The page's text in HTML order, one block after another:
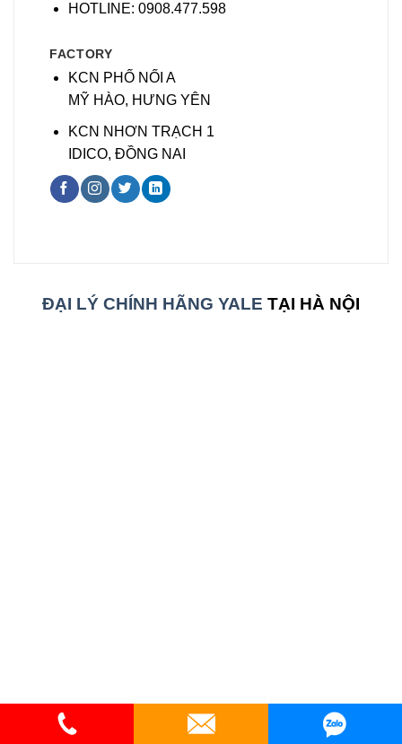
HOTLINE: 0908.477.598
FACTORY
KCN PHỐ NỐI A
MỸ HÀO, HƯNG YÊN
KCN NHƠN TRẠCH 1
IDICO, ĐỒNG NAI
ĐẠI LÝ CHÍNH HÃNG YALE TẠI HÀ NỘI